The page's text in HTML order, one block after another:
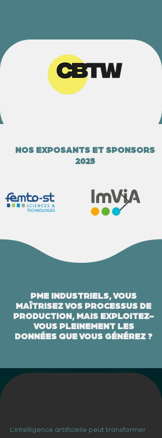
NOS EXPOSANTS ET SPONSORS
2025
L'intelligence artificielle peut transformer
PME INDUSTRIELS, VOUS
MAÎTRISEZ VOS PROCESSUS DE
PRODUCTION, MAIS EXPLOITEZ-
VOUS PLEINEMENT LES
DONNÉES QUE VOUS GÉNÉREZ ?